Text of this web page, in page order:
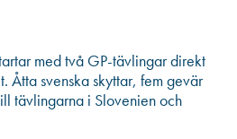
med två GP-tävlingar direkt
Åtta svenska skyttar, fem gevär
tävlingarna i Slovenien och